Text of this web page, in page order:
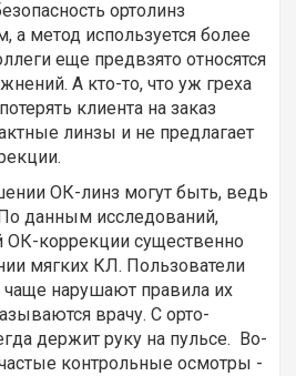
ортолинз
а метод используется более
еще предвзято относятся
А кто-то, что уж греха
клиента на заказ
линзы и не предлагает
ОК-линз могут быть, ведь
данным исследований,
ОК-коррекции существенно
мягких КЛ. Пользователи
чаще нарушают правила их
врачу. С орто-
держит руку на пульсе. Во-
контрольные осмотры -